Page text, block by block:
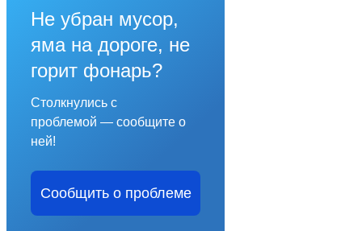
Не убран мусор,
яма на дороге, не
горит фонарь?
Столкнулись с
проблемой — сообщите о
ней!
Сообщить о проблеме